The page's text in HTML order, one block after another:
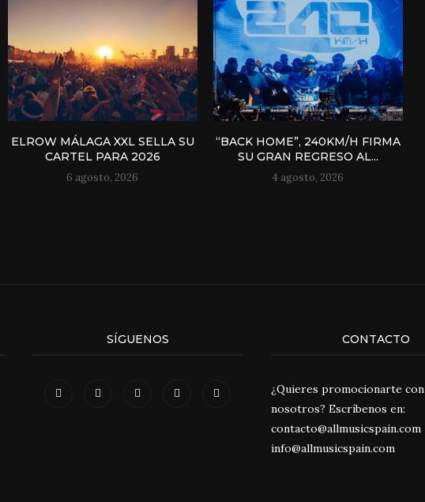
ELROW MÁLAGA XXL SELLA SU
CARTEL PARA 2026
6 agosto, 2026
“BACK HOME”, 240KM/H FIRMA
SU GRAN REGRESO AL...
4 agosto, 2026
SÍGUENOS CONTACTO
¿Quieres promocionarte con
nosotros? Escríbenos en:
contacto@allmusicspain.com
info@allmusicspain.com